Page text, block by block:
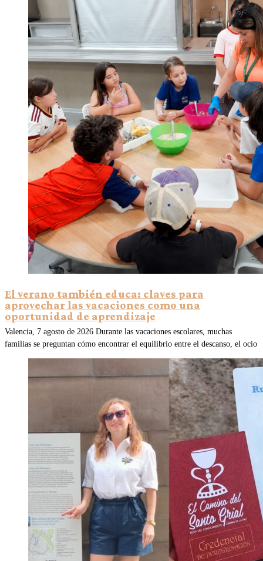
El verano también educa: claves para
aprovechar las vacaciones como una
oportunidad de aprendizaje
Valencia, 7 agosto de 2026 Durante las vacaciones escolares, muchas
familias se preguntan cómo encontrar el equilibrio entre el descanso, el ocio